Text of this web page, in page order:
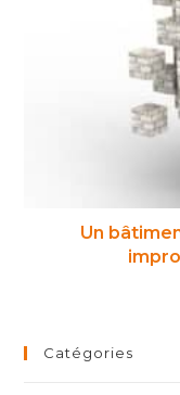
Un
Catégories